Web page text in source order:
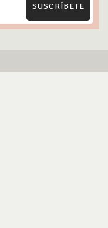
SUSCRÍBETE